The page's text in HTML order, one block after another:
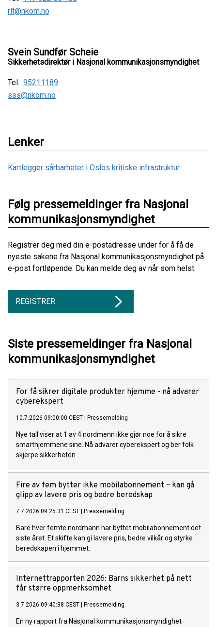
rlt@nkom.no
Svein Sundfør Scheie
Sikkerhetsdirektør i Nasjonal kommunikasjonsmyndighet
Tel: 95211189
sss@nkom.no
Lenker
Kartlegger sårbarheter i Oslos kritiske infrastruktur
Følg pressemeldinger fra Nasjonal
kommunikasjonsmyndighet
Registrer deg med din e-postadresse under for å få de
nyeste sakene fra Nasjonal kommunikasjonsmyndighet på
e-post fortløpende. Du kan melde deg av når som helst.
REGISTRER
Siste pressemeldinger fra Nasjonal
kommunikasjonsmyndighet
For få sikrer digitale produkter hjemme - nå advarer
cyberekspert
10.7.2026 09:00:00 CEST Pressemelding
Nye tall viser at 1 av 4 nordmenn ikke gjør noe for å sikre
smarthjemmene sine. Nå advarer cyberekspert og ber folk
skjerpe sikkerheten.
Fire av fem bytter ikke mobilabonnement – kan gå
glipp av lavere pris og bedre beredskap
7.7.2026 09:25:31 CEST Pressemelding
Bare hver femte nordmann har byttet mobilabonnement det
siste året. Et skifte kan gi lavere pris, bedre vilkår og styrke
beredskapen i hjemmet.
Internettrapporten 2026: Barns sikkerhet på nett
får større oppmerksomhet
3.7.2026 09:40:38 CEST Pressemelding
En ny rapport fra Nasjonal kommunikasjonsmyndighet